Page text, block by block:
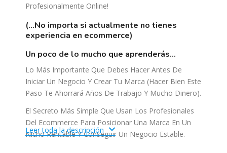
Profesionalmente Online!
(…no importa si actualmente no tienes
experiencia en ecommerce)
un poco de lo mucho que aprenderás…
Lo Más Importante Que Debes Hacer Antes De
Iniciar Un Negocio Y Crear Tu Marca (Hacer Bien Este
Paso Te Ahorrará Años De Trabajo Y Mucho Dinero).
El Secreto Más Simple Que Usan Los Profesionales
Del Ecommerce Para Posicionar Una Marca En Un
Nicho Rentable Y Conseguir Un Negocio Estable.
Leer toda la descripción